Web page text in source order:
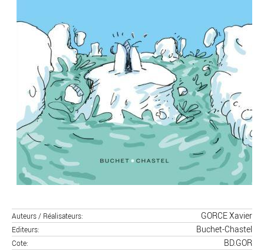
Auteurs / Réalisateurs GORCE Xavier
Editeurs Buchet-Chastel
Cote BD.GOR